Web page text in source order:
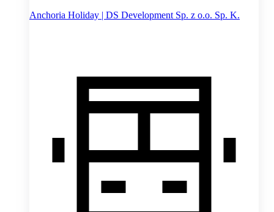
Anchoria Holiday | DS Development Sp. z o.o. Sp. K.